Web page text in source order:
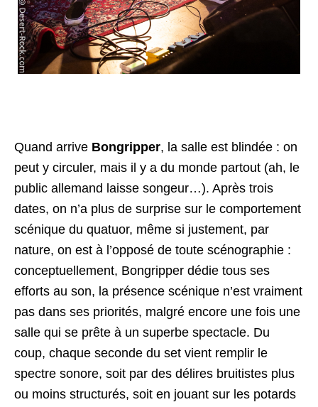
Quand arrive Bongripper, la salle est blindée : on
peut y circuler, mais il y a du monde partout (ah, le
public allemand laisse songeur…). Après trois
dates, on n’a plus de surprise sur le comportement
scénique du quatuor, même si justement, par
nature, on est à l’opposé de toute scénographie :
conceptuellement, Bongripper dédie tous ses
efforts au son, la présence scénique n’est vraiment
pas dans ses priorités, malgré encore une fois une
salle qui se prête à un superbe spectacle. Du
coup, chaque seconde du set vient remplir le
spectre sonore, soit par des délires bruitistes plus
ou moins structurés, soit en jouant sur les potards